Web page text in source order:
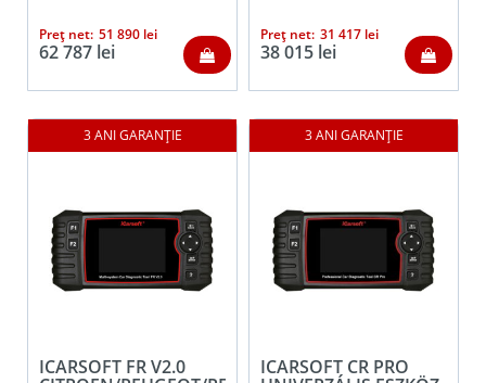
Preț net: 51 890 lei
62 787 lei
Preț net: 31 417 lei
38 015 lei
ICARSOFT FR V2.0 ICARSOFT CR PRO